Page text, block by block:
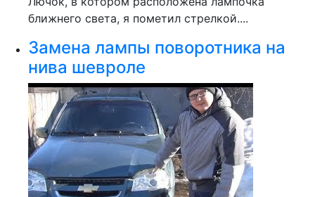
ближнего света, я пометил стрелкой....
Замена лампы поворотника на
нива шевроле